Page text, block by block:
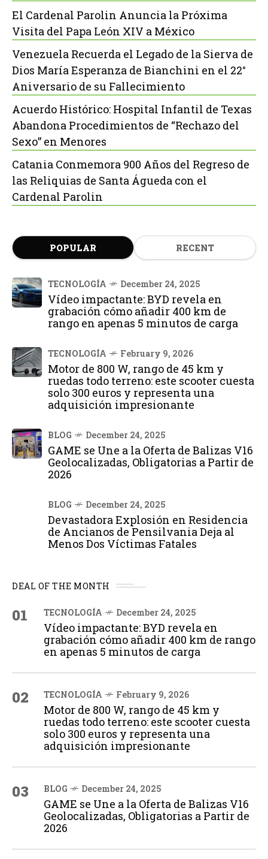
El Cardenal Parolin Anuncia la Próxima
Visita del Papa León XIV a México
Venezuela Recuerda el Legado de la Sierva de
Dios María Esperanza de Bianchini en el 22°
Aniversario de su Fallecimiento
Acuerdo Histórico: Hospital Infantil de Texas
Abandona Procedimientos de “Rechazo del
Sexo” en Menores
Catania Conmemora 900 Años del Regreso de
las Reliquias de Santa Águeda con el
Cardenal Parolin
POPULAR RECENT
TECNOLOGÍA December 24, 2025
Vídeo impactante: BYD revela en
grabación cómo añadir 400 km de
rango en apenas 5 minutos de carga
TECNOLOGÍA February 9, 2026
Motor de 800 W, rango de 45 km y
ruedas todo terreno: este scooter cuesta
solo 300 euros y representa una
adquisición impresionante
BLOG December 24, 2025
GAME se Une a la Oferta de Balizas V16
Geolocalizadas, Obligatorias a Partir de
2026
BLOG December 24, 2025
Devastadora Explosión en Residencia
de Ancianos de Pensilvania Deja al
Menos Dos Víctimas Fatales
DEAL OF THE MONTH
01 TECNOLOGÍA December 24, 2025
Vídeo impactante: BYD revela en
grabación cómo añadir 400 km de rango
en apenas 5 minutos de carga
02 TECNOLOGÍA February 9, 2026
Motor de 800 W, rango de 45 km y
ruedas todo terreno: este scooter cuesta
solo 300 euros y representa una
adquisición impresionante
03 BLOG December 24, 2025
GAME se Une a la Oferta de Balizas V16
Geolocalizadas, Obligatorias a Partir de
2026